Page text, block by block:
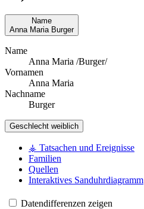
Name
Anna Maria Burger
Name
Anna Maria /Burger/
Vornamen
Anna Maria
Nachname
Burger
Geschlecht weiblich
⚶ Tatsachen und Ereignisse
Familien
Quellen
Interaktives Sanduhrdiagramm
Datendifferenzen zeigen